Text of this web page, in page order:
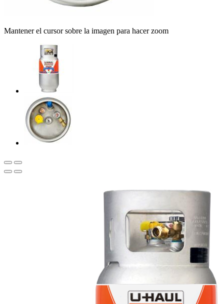
Mantener el cursor sobre la imagen para hacer zoom